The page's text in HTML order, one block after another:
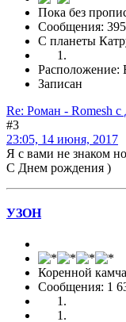
Пока без
Сообщения: 395
С планеты
Расположение:
Записан
Re: Роман - Romesh
#3
23:05, 14 июня, 2017
Я с вами не знаком
С Днем рождения )
УЗOH
Коренной
Сообщения: 1